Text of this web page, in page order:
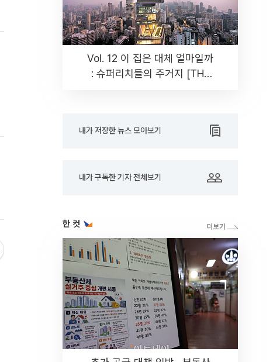
Vol. 12 이 집은 대체 얼마일까
: 슈퍼리치들의 주거지 [THE
내가 저장한 뉴스 모아보기
내가 구독한 기자 전체보기
한 컷